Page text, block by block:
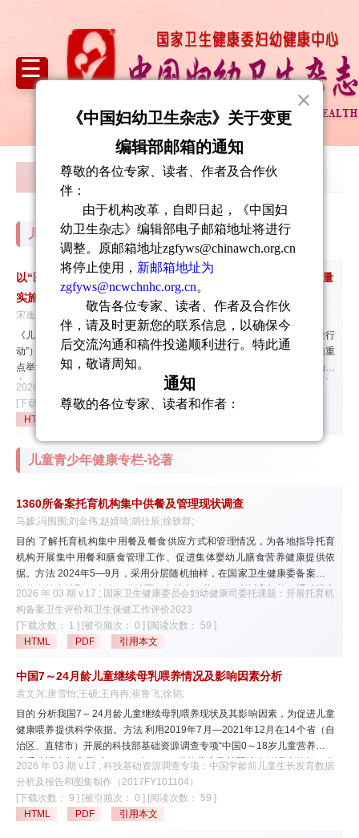
本期目次 过刊浏览 被引排行 下载排行
儿童青少年健康专栏-述评
以“医校协同”为引擎 驱动儿童青少年“五健”促进行动计划高质量
实施
宋逸;
《儿童青少年“五健”促进行动计划（2026—2030年）》（以下简称“五健行
动”）的出台是落实我国“人口高质量发展”战略、全面提高人口健康素质的重
点举措，其呈现出系统关注健康问题、全面设置目标体系、升级细化行动内
容、强化社会共治理念的新特征。医校协同是应对我国儿童青少年健康问
题、破解传统困境的必然选择，也是呼应“五健行动”整体要求、实现关口前
移的有效路径。本文结合“五健行动”核心目标，立足当前儿童青少年健康管
难点与关键症结，提出医校协同不仅需要机制协同、服务协同、数据协同，
还要通过保障资源投入，发展数智技术，以及加强标准与指南建设来解决激
年“五健”促进行动计划高质量实施。
2026 年 03 期 v.17 ; 科技部重点研发计划课题项目(2024YFC2707901)
[下载次数： 13 ] [被引频次： 0 ]
[阅读次数： 71 ]
HTML
儿童青少年健康专栏-论著
1360所备案托育机构集中供餐及管理现状调查
马媛;冯围围;刘金伟;赵婧琦;胡仕辰;徐轶群;
目的 了解托育机构集中用餐及餐食供应方式和管理情况，为各地指导托育
机构开展集中用餐和膳食管理工作、促进集体婴幼儿膳食营养健康提供依
据。方法 2024年5—9月，采用分层随机抽样，在国家卫生健康委备案托育
机构名单中抽取27个省（自治区、直辖市）共1 360所托育机构，通过线上
问卷调查方法，对托育机构的集中用餐及餐食供应相关情况进行调查。结果
1 360所托育机构中，有96.9%为婴幼儿提供膳食。不同地区、机构所在
地、收托形式的托育机构集中用餐比例差异均有统计学意义（均
1 179所为自有食堂供餐（89.5%）,2.0%为集团食堂配送，8.0%选择外送
区；市级及乡级托育机构外送餐比例（10.4%、15.0%）高于县级（3.9%）
和村级（3.5%）托育机构；独立托育机构外送餐比例（9.8%）高于托幼一
体机构（4.6%），以上不同组间差异均有统计学意义（均P<0.05）。
89.1%的托育机构能将食物在加工后30 min内供应到餐桌，仍有2.4%的托
育机构餐食制作好后需有1 h以上的间隔才能供应到餐桌；自有食堂
[（22.12±14.68）min]和集团食堂[（22.22±11.37）min]出餐至进餐时间间
隔较外送餐[（36.67±30.56）min]的间隔更短，差异有统计学意义
（P<0.05）。90.0%以上的托育机构配备食品安全管理人员，并定期召开膳
2026 年 03 期 v.17 ; 国家卫生健康委员会妇幼健康司委托课题：开展托育机
构备案卫生评价和卫生保健工作评价2023
[下载次数： 1 ] [被引频次： 0 ] [阅读次数： 59 ]
HTML
PDF 引用本文
中国7～24月龄儿童继续母乳喂养情况及影响因素分析
袁文兴;唐雪怡;王硕;王冉冉;崔鲁飞;徐韬;
目的 分析我国7～24月龄儿童继续母乳喂养现状及其影响因素，为促进儿童
健康喂养提供科学依据。方法 利用2019年7月—2021年12月在14个省（自
治区、直辖市）开展的科技部基础资源调查专项“中国0～18岁儿童营养与健
康系统调查与应用”中10 425名7～24月龄儿童及其照护人的调查数据，分
析7～12月龄组（4 589名）和13～24月龄组（5 836名）儿童的喂养情
况、人口学特征及家庭因素等数据，并采用χ2检验和多因素logistic回归分
析其继续母乳喂养的影响因素。结果 7～24月龄儿童总体继续母乳喂养率为
2026 年 03 期 v.17 ; 科技基础资源调查专项：中国学龄前儿童生长发育数据
分析及报告和图集制作（2017FY101104）
[下载次数： 9 ] [被引频次： 0 ] [阅读次数： 59 ]
HTML
PDF 引用本文
《中国妇幼卫生杂志》关于变更
编辑部邮箱的通知
尊敬的各位专家、读者、作者及合作伙
伴：
由于机构改革，自即日起，《中国妇
幼卫生杂志》编辑部电子邮箱地址将进行
调整。原邮箱地址zgfyws@chinawch.org.cn
将停止使用， 新邮箱地址为
zgfyws@ncwchnhc.org.cn。
敬告各位专家、读者、作者及合作伙
伴，请及时更新您的联系信息，以确保今
后交流沟通和稿件投递顺利进行。特此通
知，敬请周知。
通知
尊敬的各位专家、读者和作者：
本刊编辑发送不实邮件，要求已刊登文章
的作者添加工作人员微信。在此，编辑部
一邮箱为zgfyws@ncwchnhc.org.cn
投稿渠道为中国妇幼卫生杂志网上投稿采
编系统，投稿链接为：
https://yzws.cbpt.cnki.net/；编辑部地址：
北京市海淀区大慧寺路12号。请您务必与
投稿前认真阅读本刊稿约，按按照相关要
求规范稿件格式和内容后再进行投稿。
合作，也不接受任何论文代理、中介机构
的投稿；任何以个人名义要求汇款或转账
的信息均为虚假诈骗行为。
请广大专家/作者相互转告，仔细甄
别，以免上当受骗。如有疑问，请及时与
本刊编辑部联系，电话：010-6217
0910。